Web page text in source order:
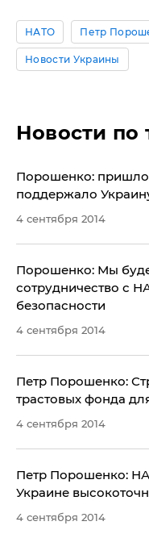
НАТО Петр
Новости Украины
Новости по
Порошенко:
поддержало
4 сентября 2014
Порошенко: Мы
сотрудничество с
безопасности
4 сентября 2014
Петр Порошенко:
трастовых фонда
4 сентября 2014
Петр Порошенко:
Украине
4 сентября 2014